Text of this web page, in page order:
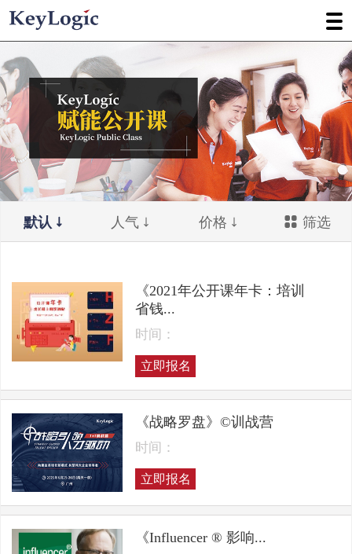
默认 人气 价格 筛选
《2021年公开课年卡：培训
省钱...
时间：
立即报名
《战略罗盘》©训战营
时间：
立即报名
《Influencer ® 影响...